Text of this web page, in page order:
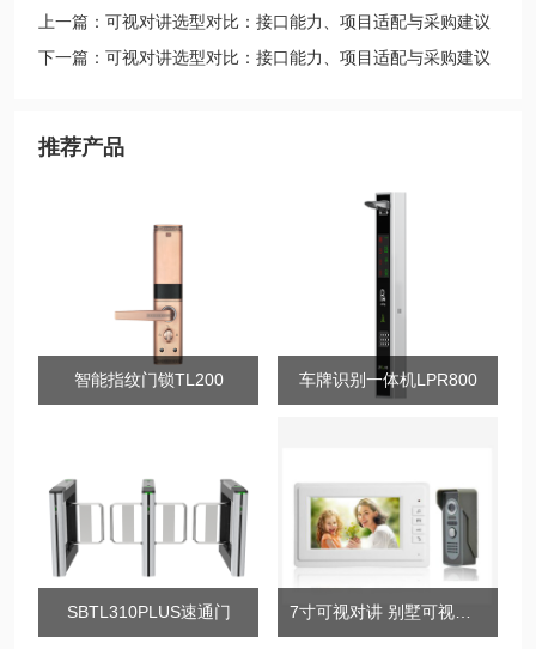
上一篇：可视对讲选型对比：接口能力、项目适配与采购建议
下一篇：可视对讲选型对比：接口能力、项目适配与采购建议
推荐产品
智能指纹门锁TL200 车牌识别一体机LPR800
SBTL310PLUS速通门